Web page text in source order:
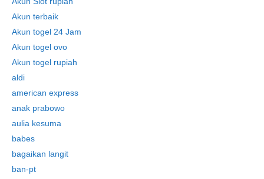
Akun terbaik
Akun togel 24 Jam
Akun togel ovo
Akun togel rupiah
aldi
american express
anak prabowo
aulia kesuma
babes
bagaikan langit
ban-pt